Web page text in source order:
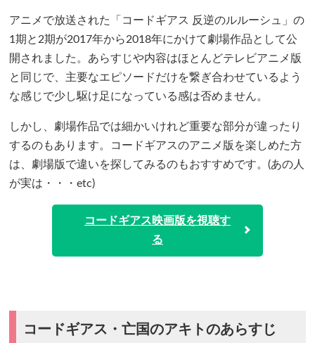
アニメで放送された「コードギアス 反逆のルルーシュ」の
1期と2期が2017年から2018年にかけて劇場作品として公
開されました。あらすじや内容はほとんどテレビアニメ版
と同じで、主要なエピソードだけを繋ぎ合わせているよう
な感じで少し駆け足になっている感は否めません。
しかし、劇場作品では細かいけれど重要な部分が違ったり
するのもあります。コードギアスのアニメ版を楽しめた方
は、劇場版で違いを探してみるのもおすすめです。(あの人
が実は・・・etc)
コードギアス映画版を視聴す
る
コードギアス・亡国のアキトのあらすじ